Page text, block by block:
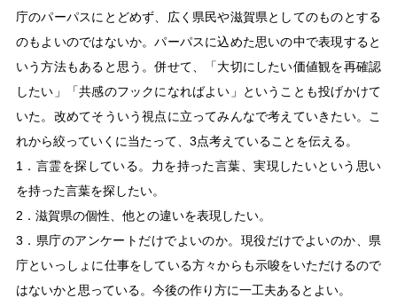
庁のパーパスにとどめず、広く県民や滋賀県としてのものとする
のもよいのではないか。パーパスに込めた思いの中で表現すると
いう方法もあると思う。併せて、「大切にしたい価値観を再確認
したい」「共感のフックになればよい」ということも投げかけて
いた。改めてそういう視点に立ってみんなで考えていきたい。こ
れから絞っていくに当たって、3点考えていることを伝える。
1．言霊を探している。力を持った言葉、実現したいという思い
を持った言葉を探したい。
2．滋賀県の個性、他との違いを表現したい。
3．県庁のアンケートだけでよいのか。現役だけでよいのか、県
庁といっしょに仕事をしている方々からも示唆をいただけるので
はないかと思っている。今後の作り方に一工夫あるとよい。